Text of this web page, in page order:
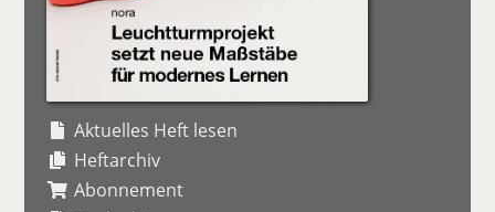
Aktuelles Heft lesen
Heftarchiv
Abonnement